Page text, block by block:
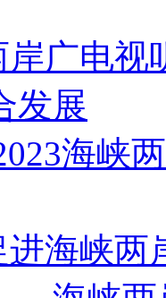
岸广电视
发展
海峡
进海峡两